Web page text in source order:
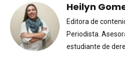
Heilyn
Editora de
Periodista.
estudiante de